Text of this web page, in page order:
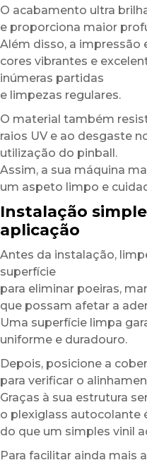
O acabamento ultra
e proporciona maior
Além disso, a
cores vibrantes e
inúmeras partidas
e limpezas regulares.
O material também
raios UV e ao desgaste
utilização do pinball.
Assim, a sua máquina
um aspeto limpo e
Instalação
aplicação
Antes da instalação,
superfície
para eliminar poeiras,
que possam afetar a
Uma superfície limpa
uniforme e duradouro.
Depois, posicione a
para verificar o
Graças à sua estrutura
o plexiglass autocolante
do que um simples vinil
Para facilitar ainda mais